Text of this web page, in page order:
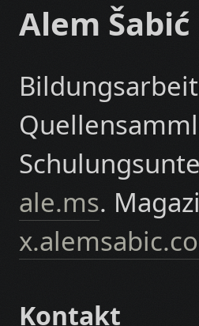
Alem Šabić
ale.ms.
Kontakt